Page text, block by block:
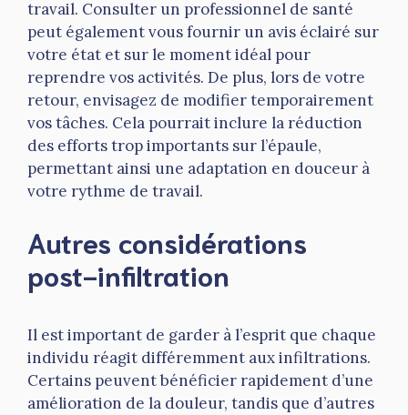
travail. Consulter un professionnel de santé
peut également vous fournir un avis éclairé sur
votre état et sur le moment idéal pour
reprendre vos activités. De plus, lors de votre
retour, envisagez de modifier temporairement
vos tâches. Cela pourrait inclure la réduction
des efforts trop importants sur l’épaule,
permettant ainsi une adaptation en douceur à
votre rythme de travail.
Autres considérations
post-infiltration
Il est important de garder à l’esprit que chaque
individu réagit différemment aux infiltrations.
Certains peuvent bénéficier rapidement d’une
amélioration de la douleur, tandis que d’autres